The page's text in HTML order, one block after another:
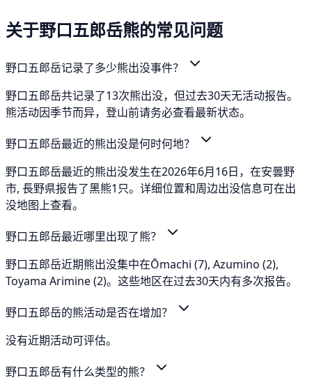
关于野口五郎岳熊的常见问题
野口五郎岳记录了多少熊出没事件？
野口五郎岳共记录了13次熊出没，但过去30天无活动报告。
熊活动因季节而异，登山前请务必查看最新状态。
野口五郎岳最近的熊出没是何时何地？
野口五郎岳最近的熊出没发生在2026年6月16日，在安曇野
市, 長野県报告了黑熊1只。详细位置和周边出没信息可在出
没地图上查看。
野口五郎岳最近哪里出现了熊？
野口五郎岳近期熊出没集中在Ōmachi (7), Azumino (2),
Toyama Arimine (2)。这些地区在过去30天内有多次报告。
野口五郎岳的熊活动是否在增加？
没有近期活动可评估。
野口五郎岳有什么类型的熊？